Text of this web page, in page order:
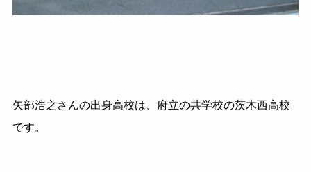
矢部浩之さんの出身高校は、府立の共学校の茨木西高校
です。